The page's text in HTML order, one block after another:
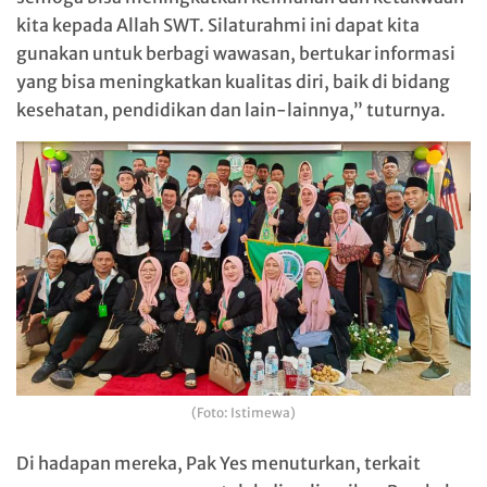
kita kepada Allah SWT. Silaturahmi ini dapat kita
gunakan untuk berbagi wawasan, bertukar informasi
yang bisa meningkatkan kualitas diri, baik di bidang
kesehatan, pendidikan dan lain-lainnya,” tuturnya.
(Foto: Istimewa)
Di hadapan mereka, Pak Yes menuturkan, terkait